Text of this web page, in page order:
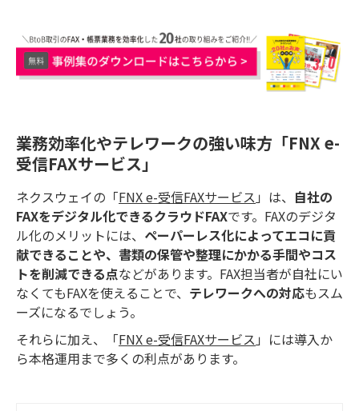
業務効率化やテレワークの強い味方「FNX e-
受信FAXサービス」
ネクスウェイの「FNX e-受信FAXサービス 」は、 自社の
FAXをデジタル化できるクラウドFAXです。FAXのデジタ
ル化のメリットには、 ペーパーレス化によってエコに貢
献できることや、書類の保管や整理にかかる手間やコス
トを削減できる点などがあります。FAX担当者が自社にい
なくてもFAXを使えることで、 テレワークへの対応もスム
ーズになるでしょう。
それらに加え、「FNX e-受信FAXサービス 」には導入か
ら本格運用まで多くの利点があります。